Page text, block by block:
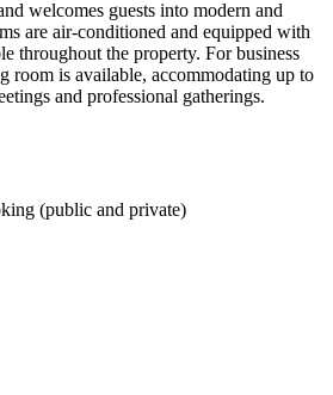
welcomes guests into modern and
are air-conditioned and equipped with
throughout the property. For business
room is available, accommodating up to
and professional gatherings.
(public and private)